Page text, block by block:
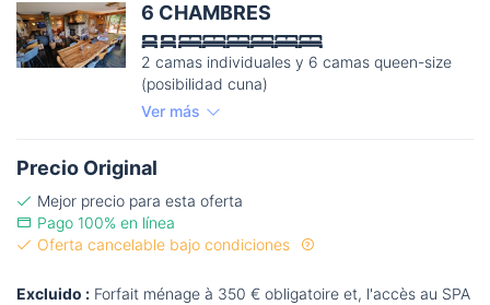
6 CHAMBRES
2 camas individuales y 6 camas queen-size
(posibilidad cuna)
Ver más
Precio Original
Mejor precio para esta oferta
Pago 100% en línea
Oferta cancelable bajo condiciones
Excluido : Forfait ménage à 350 € obligatoire et, l'accès au SPA